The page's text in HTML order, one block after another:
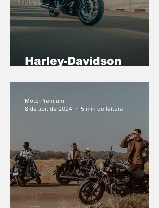
Harley-Davidson
modelos CVO ao
mercado brasileiro
Moto Premium
8 de abr. de 2024
5 min de leitura